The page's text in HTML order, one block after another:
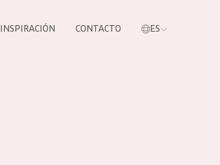
INSPIRACIÓN CONTACTO ES